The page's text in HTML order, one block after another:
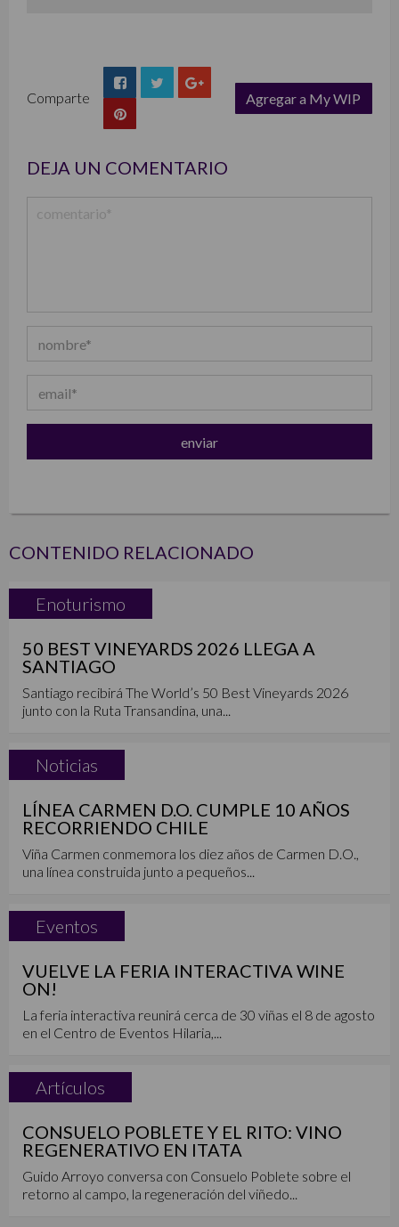
Comparte
Agregar a My WIP
DEJA UN COMENTARIO
CONTENIDO RELACIONADO
Enoturismo
50 BEST VINEYARDS 2026 LLEGA A
SANTIAGO
Santiago recibirá The World’s 50 Best Vineyards 2026
junto con la Ruta Transandina, una...
Noticias
LÍNEA CARMEN D.O. CUMPLE 10 AÑOS
RECORRIENDO CHILE
Viña Carmen conmemora los diez años de Carmen D.O.,
una línea construida junto a pequeños...
Eventos
VUELVE LA FERIA INTERACTIVA WINE
ON!
La feria interactiva reunirá cerca de 30 viñas el 8 de agosto
en el Centro de Eventos Hilaria,...
Artículos
CONSUELO POBLETE Y EL RITO: VINO
REGENERATIVO EN ITATA
Guido Arroyo conversa con Consuelo Poblete sobre el
retorno al campo, la regeneración del viñedo...